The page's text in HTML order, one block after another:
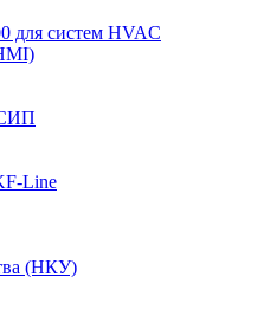
для систем HVAC
СИП
Line
(НКУ)